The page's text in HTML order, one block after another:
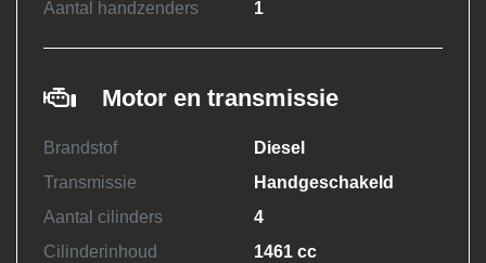
Aantal handzenders
1
Motor en transmissie
Brandstof
Diesel
Transmissie
Handgeschakeld
Aantal cilinders
4
Cilinderinhoud
1461 cc